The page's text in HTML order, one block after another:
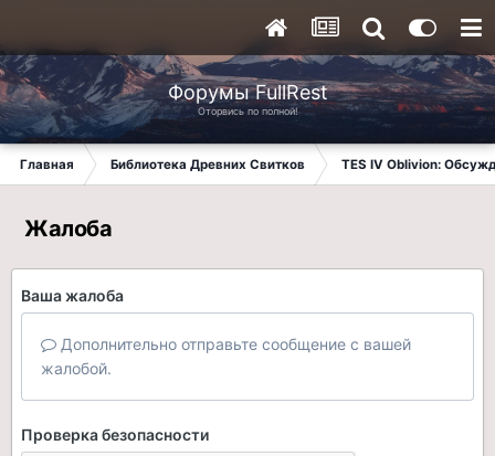
Форумы FullRest
Оторвись по полной!
Главная Библиотека Древних Свитков TES IV Oblivion:
Жалоба
Ваша жалоба
Дополнительно отправьте сообщение с вашей
жалобой.
Проверка безопасности